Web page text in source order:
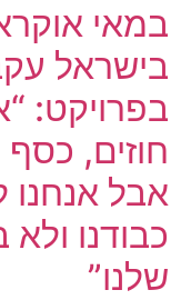
במאי
בישראל
בפרויקט:
חוזים, כסף
אבל
כבודנו
שלנו”